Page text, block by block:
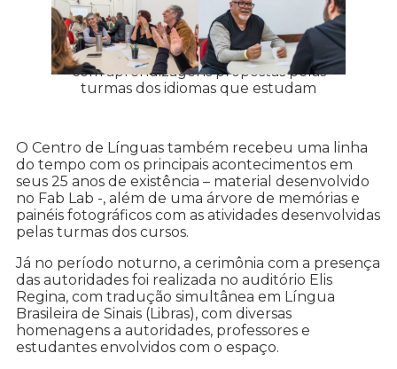
Kátia e Valdo participaram das vivências
com aprendizagens propostas pelas
turmas dos idiomas que estudam
O Centro de Línguas também recebeu uma linha
do tempo com os principais acontecimentos em
seus 25 anos de existência – material desenvolvido
no Fab Lab -, além de uma árvore de memórias e
painéis fotográficos com as atividades desenvolvidas
pelas turmas dos cursos.
Já no período noturno, a cerimônia com a presença
das autoridades foi realizada no auditório Elis
Regina, com tradução simultânea em Língua
Brasileira de Sinais (Libras), com diversas
homenagens a autoridades, professores e
estudantes envolvidos com o espaço.